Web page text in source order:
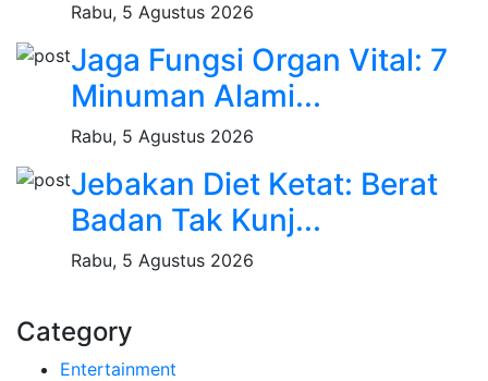
Rabu, 5 Agustus 2026
Jaga Fungsi Organ Vital: 7
Minuman Alami...
Rabu, 5 Agustus 2026
Jebakan Diet Ketat: Berat
Badan Tak Kunj...
Rabu, 5 Agustus 2026
Category
Entertainment